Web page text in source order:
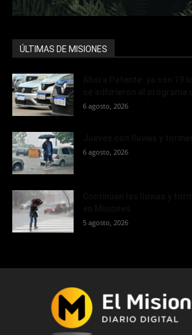
ÚLTIMAS DE MISIONES
6 agosto, 2026
6 agosto, 2026
5 agosto, 2026